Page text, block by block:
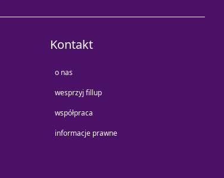
Kontakt
o nas
wesprzyj fillup
współpraca
informacje prawne